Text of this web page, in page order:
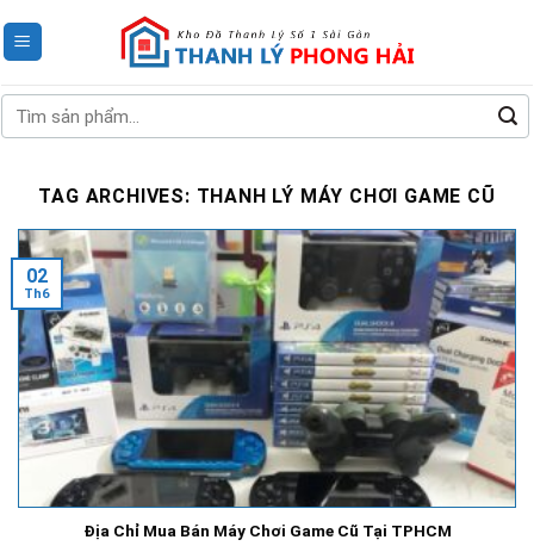
to
Tìm
kiếm:
TAG ARCHIVES: THANH LÝ MÁY CHƠI GAME CŨ
Địa Chỉ Mua Bán Máy Chơi Game Cũ Tại TPHCM
02
Th6